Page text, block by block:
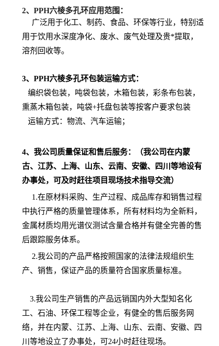
2、PPH六棱多孔环应用范围：
广泛用于化工、制药、食品、环保等行业，特别适
用于饮用水深度净化、废水、废气处理及贵*提取，
溶剂回收等。
3、PPH六棱多孔环包装运输方式：
编织袋包装，吨袋包装，木箱包装，彩条布包装，
熏蒸木箱包装，吨袋+托盘包装等按客户要求包装
运输方式： 物流、汽车运输；
4、我公司质量保证和售后服务：
（我公司在内蒙
古、江苏、上海、山东、云南、安徽、四川等地设有
办事处，可及时赶往项目现场技术指导交流）
1 .在原材料采购、生产过程、成品库存和销售过程
中执行严格的质量管理体系，所有材料均为全新料，
金属材质均用光谱仪测试含量合格并有健全完善的售
后跟踪服务体系。
2.我公司的产品严格按照国家的法律法规组织生
产、销售，保证产品的质量符合国家质量标准。
3.我公司生产销售的产品远销国内外大型知名化
工、石油、环保工程等企业，有健全的售后服务网
络，并在内蒙、江苏、上海、山东、云南、安徽、四
川等地设立了办事处，可24小时赶往现场。